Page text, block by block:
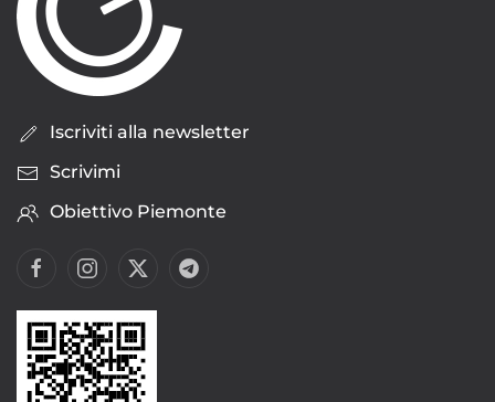
Iscriviti alla newsletter
Scrivimi
Obiettivo Piemonte